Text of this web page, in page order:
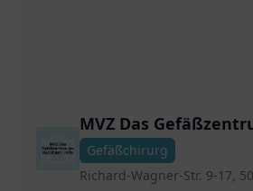
MVZ Das
Rudolfplatz I Köln
Gefäßchirurg
Richard-Wagner-Str. 9-17,